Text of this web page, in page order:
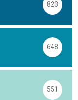
823
648
551